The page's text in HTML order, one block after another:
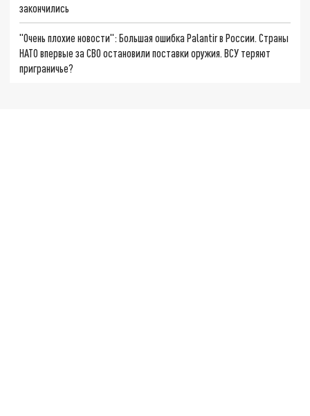
закончились
"Очень плохие новости": Большая ошибка Palantir в России. Страны
НАТО впервые за СВО остановили поставки оружия. ВСУ теряют
приграничье?